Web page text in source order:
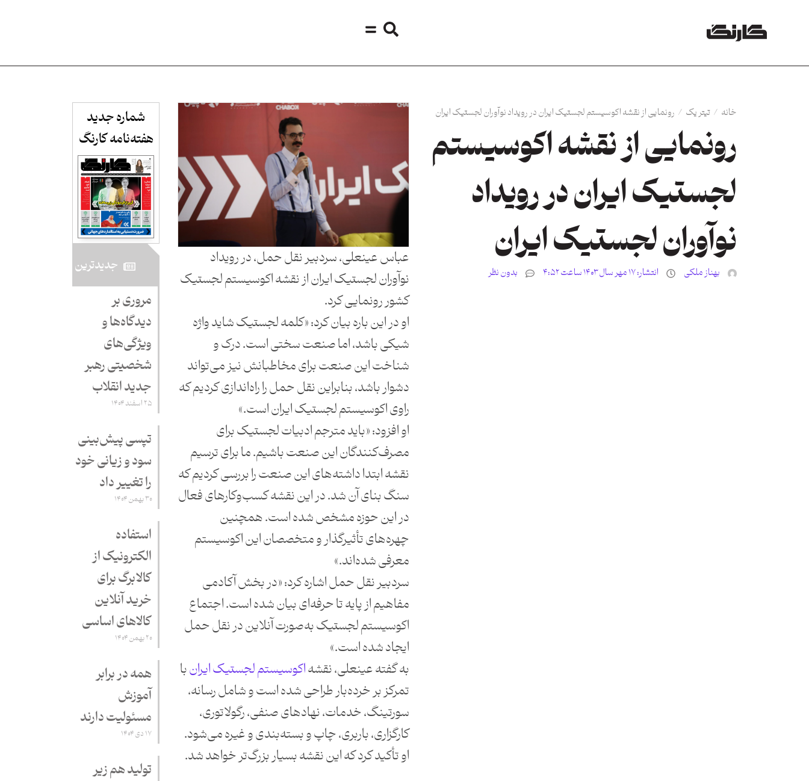
خانه / تیتر یک / رونمایی از نقشه اکوسیستم لجستیک ایران در رویداد نوآوران لجستیک ایران
رونمایی از نقشه اکوسیستم
لجستیک ایران در رویداد
نوآوران لجستیک ایران
بهناز ملکی انتشار:۱۷ مهر سال ۱۴۰۳ ساعت ۴:۵۲ بدون نظر
عباس عینعلی، سردبیر نقل حمل، در رویداد
نوآوران لجستیک ایران از نقشه اکوسیستم لجستیک
کشور رونمایی کرد.
او در این باره بیان کرد: «کلمه لجستیک شاید واژه
شیکی باشد، اما صنعت سختی است. درک و
شناخت این صنعت برای مخاطبانش نیز می‌تواند
دشوار باشد، بنابراین نقل حمل را راه‌اندازی کردیم که
راوی اکوسیستم لجستیک ایران است.»
او افزود: «باید مترجم ادبیات لجستیک برای
مصرف‌کنندگان این صنعت باشیم. ما برای ترسیم
نقشه ابتدا داشته‌های این صنعت را بررسی کردیم که
سنگ بنای آن شد. در این نقشه کسب‌وکارهای فعال
در این حوزه مشخص شده است. همچنین
چهره‌های تأثیرگذار و متخصصان این اکوسیستم
معرفی شده‌اند.»
سردبیر نقل حمل اشاره کرد: «در بخش آکادمی
مفاهیم از پایه تا حرفه‌ای بیان شده است. اجتماع
اکوسیستم لجستیک به‌صورت آنلاین در نقل حمل
ایجاد شده است.»
به گفته عینعلی، نقشهاکوسیستم لجستیک ایرانبا
تمرکز بر خرده‌بار طراحی شده است و شامل رسانه،
سورتینگ، خدمات، نهادهای صنفی، رگولاتوری،
کارگزاری، باربری، چاپ و بسته‌بندی و غیره می‌شود.
او تأکید کرد که این نقشه بسیار بزرگ‌تر خواهد شد.
شماره جدید
هفته‌نامه کارنگ​
جدید‌ترین
مروری بر
دیدگاه‌ها و
ویژگی‌های
شخصیتی رهبر
جدید انقلاب
۲۵ اسفند ۱۴۰۴
تپسی پیش‌بینی
سود و زیانی خود
را تغییر داد
۳۰ بهمن ۱۴۰۴
استفاده
الکترونیک از
کالابرگ برای
خرید آنلاین
کالاهای اساسی
۲۰ بهمن ۱۴۰۴
همه در برابر
آموزش
مسئولیت دارند
۱۷ دی ۱۴۰۴
تولید هم زیر